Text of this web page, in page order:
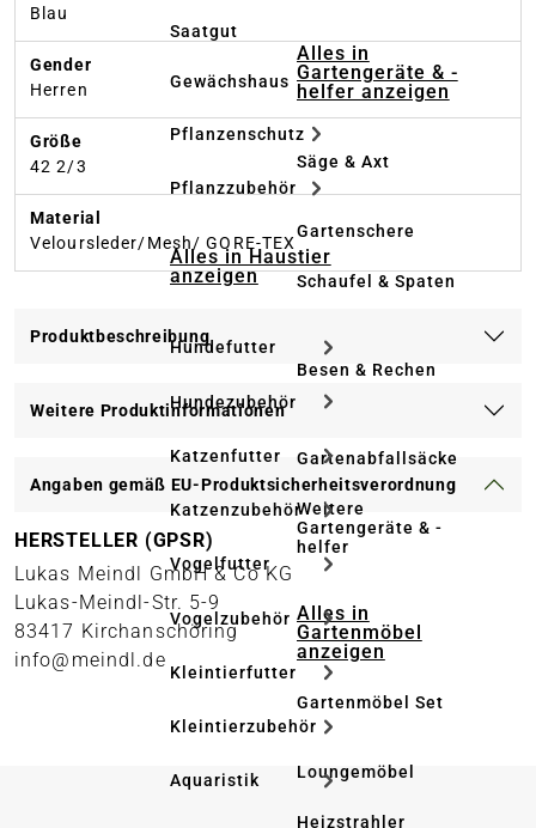
Saatgut
Gewächshaus
Pflanzenschutz
Pflanzzubehör
Alles in Haustier
anzeigen
Hundefutter
Hundezubehör
Katzenfutter
Katzenzubehör
Vogelfutter
Vogelzubehör
Kleintierfutter
Kleintierzubehör
Aquaristik
Alles in
Gartengeräte & -
helfer anzeigen
Säge & Axt
Gartenschere
Schaufel & Spaten
Besen & Rechen
Gartenabfallsäcke
Weitere
Gartengeräte & -
helfer
Alles in
Gartenmöbel
anzeigen
Gartenmöbel Set
Loungemöbel
Heizstrahler
Blau
Gender
Herren
Größe
42 2/3
Material
Veloursleder/Mesh/ GORE-TEX
Produktbeschreibung
Weitere Produktinformationen
Angaben gemäß EU-Produktsicherheitsverordnung
HERSTELLER (GPSR)
Lukas Meindl GmbH & Co KG
Lukas-Meindl-Str. 5-9
83417 Kirchanschöring
info@meindl.de